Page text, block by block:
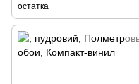
остатка